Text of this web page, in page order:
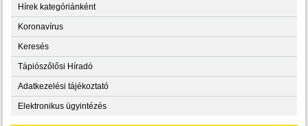
Hírek kategóriánként
Koronavírus
Keresés
Tápiószőlősi Híradó
Adatkezelési tájékoztató
Elektronikus ügyintézés